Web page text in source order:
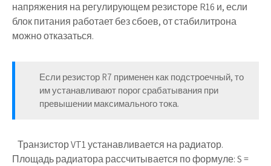
напряжения на регулирующем резисторе R16 и, если
блок питания работает без сбоев, от стабилитрона
можно отказаться.
Если резистор R7 применен как подстроечный, то
им устанавливают порог срабатывания при
превышении максимального тока.
Транзистор VT1 устанавливается на радиатор.
Площадь радиатора рассчитывается по формуле: S =